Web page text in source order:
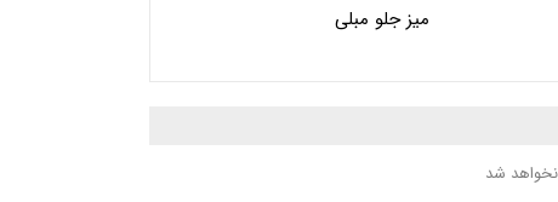
میز جلو مبلی
شد